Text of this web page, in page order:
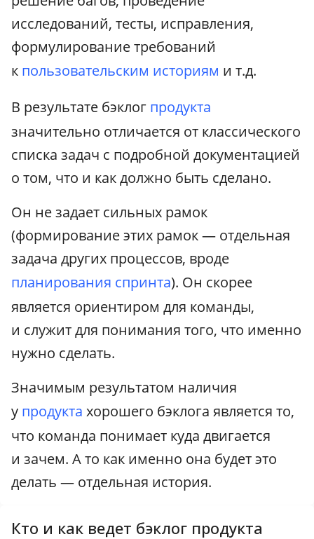
исследований, тесты, исправления,
формулирование требований
к пользовательским историям и т.д.
В результате бэклог продукта
значительно отличается от классического
списка задач с подробной документацией
о том, что и как должно быть сделано.
Он не задает сильных рамок
(формирование этих рамок — отдельная
задача других процессов, вроде
планирования спринта). Он скорее
является ориентиром для команды,
и служит для понимания того, что именно
нужно сделать.
Значимым результатом наличия
у продукта хорошего бэклога является то,
что команда понимает куда двигается
и зачем. А то как именно она будет это
делать — отдельная история.
Кто и как ведет бэклог продукта